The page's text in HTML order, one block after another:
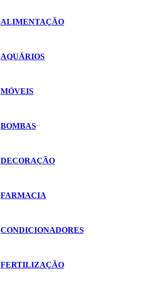
ALIMENTAÇÃO
AQUÁRIOS
MÓVEIS
BOMBAS
DECORAÇÃO
FARMACIA
CONDICIONADORES
FERTILIZAÇÃO